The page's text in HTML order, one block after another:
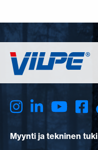
Myynti ja tekninen tuki